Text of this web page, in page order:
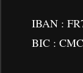
IBAN :
BIC :